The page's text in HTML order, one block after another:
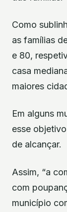
Como
as famílias
e 80,
casa
maiores
Em alguns
esse
de alcançar.
Assim, “a
com
município